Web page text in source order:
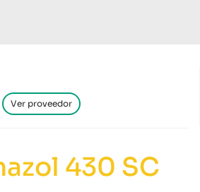
Ver proveedor
430 SC